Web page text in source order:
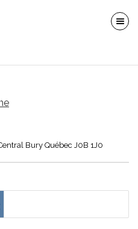
Bury Québec J0B 1J0